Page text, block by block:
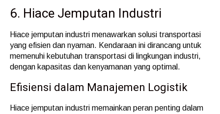
6. Hiace Jemputan Industri
Hiace jemputan industri menawarkan solusi transportasi
yang efisien dan nyaman. Kendaraan ini dirancang untuk
memenuhi kebutuhan transportasi di lingkungan industri,
dengan kapasitas dan kenyamanan yang optimal.
Efisiensi dalam Manajemen Logistik
Hiace jemputan industri memainkan peran penting dalam